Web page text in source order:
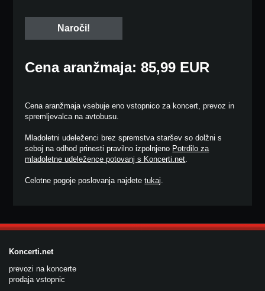
Cena aranžmaja: 85,99 EUR
Cena aranžmaja vsebuje eno vstopnico za koncert, prevoz in
spremljevalca na avtobusu.
Mladoletni udeleženci brez spremstva staršev so dolžni s
seboj na odhod prinesti pravilno izpolnjeno Potrdilo za
mladoletne udeležence potovanj s Koncerti.net.
Celotne pogoje poslovanja najdetetukaj.
Koncerti.net
prevozi na koncerte
prodaja vstopnic